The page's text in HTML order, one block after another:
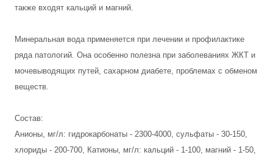
также входят кальций и магний.
Минеральная вода применяется при лечении и профилактике
ряда патологий. Она особенно полезна при заболеваниях ЖКТ и
мочевыводящих путей, сахарном диабете, проблемах с обменом
веществ.
Состав:
Анионы, мг/л: гидрокарбонаты - 2300-4000, сульфаты - 30-150,
хлориды - 200-700, Катионы, мг/л: кальций - 1-100, магний - 1-50,